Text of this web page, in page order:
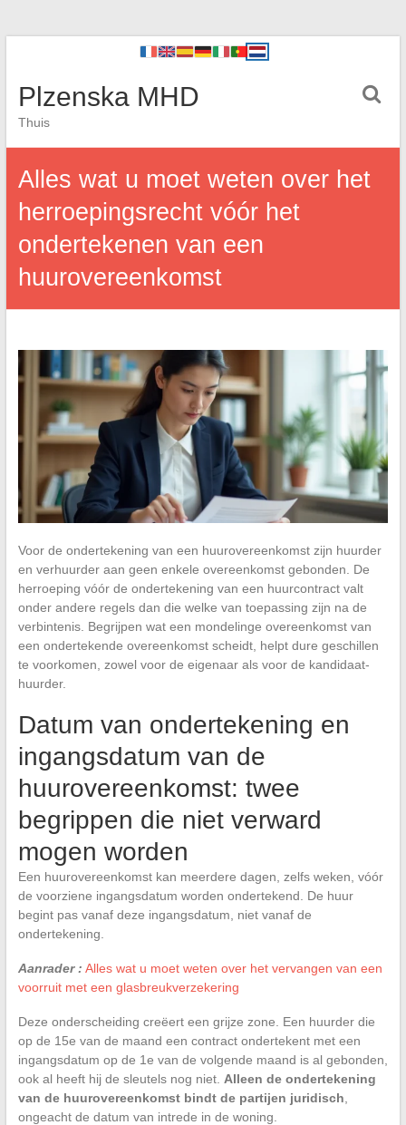
Plzenska MHD
Thuis
Alles wat u moet weten over het
herroepingsrecht vóór het
ondertekenen van een
huurovereenkomst
Voor de ondertekening van een huurovereenkomst zijn huurder
en verhuurder aan geen enkele overeenkomst gebonden. De
herroeping vóór de ondertekening van een huurcontract valt
onder andere regels dan die welke van toepassing zijn na de
verbintenis. Begrijpen wat een mondelinge overeenkomst van
een ondertekende overeenkomst scheidt, helpt dure geschillen
te voorkomen, zowel voor de eigenaar als voor de kandidaat-
huurder.
Datum van ondertekening en
ingangsdatum van de
huurovereenkomst: twee
begrippen die niet verward
mogen worden
Een huurovereenkomst kan meerdere dagen, zelfs weken, vóór
de voorziene ingangsdatum worden ondertekend. De huur
begint pas vanaf deze ingangsdatum, niet vanaf de
ondertekening.
Aanrader : Alles wat u moet weten over het vervangen van een
voorruit met een glasbreukverzekering
Deze onderscheiding creëert een grijze zone. Een huurder die
op de 15e van de maand een contract ondertekent met een
ingangsdatum op de 1e van de volgende maand is al gebonden,
ook al heeft hij de sleutels nog niet. Alleen de ondertekening
van de huurovereenkomst bindt de partijen juridisch
ongeacht de datum van intrede in de woning.